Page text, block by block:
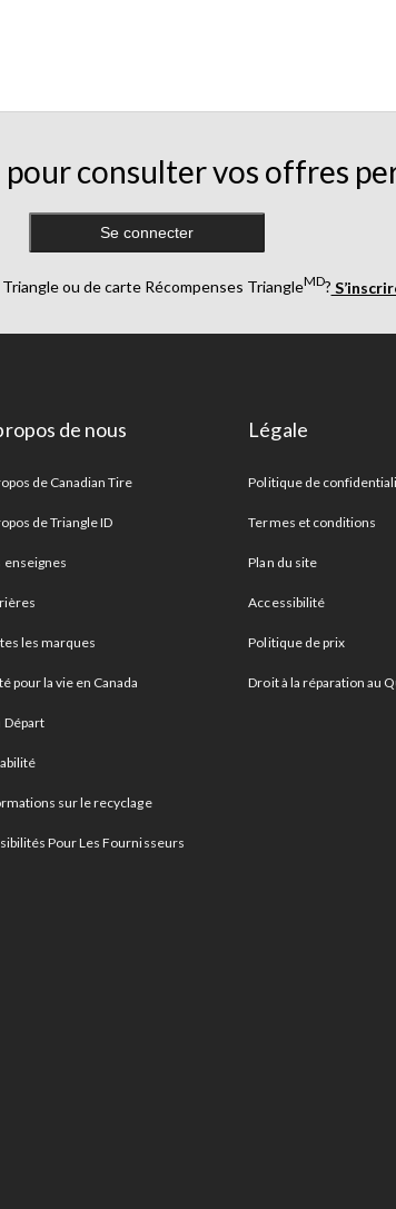
consulter vos offres
Se connecter
Triangle ou de carte Récompenses TriangleMD?
de nous
de Canadian Tire
de Triangle ID
enseignes
les marques
pour la vie en Canada
Départ
sur le recyclage
Pour Les Fournisseurs
Légale
Politique de
Termes et conditions
Plan du site
Accessibilité
Politique de prix
Droit à la réparation au